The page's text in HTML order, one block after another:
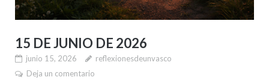
15 DE JUNIO DE 2026
junio 15, 2026
reflexionesdeunvasco
Deja un comentario